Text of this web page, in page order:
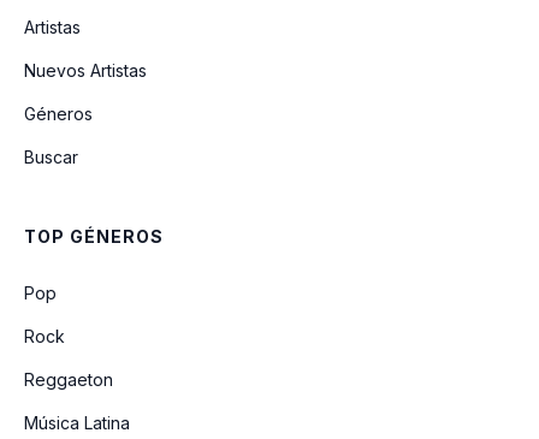
Artistas
Nuevos Artistas
Géneros
Buscar
TOP GÉNEROS
Pop
Rock
Reggaeton
Música Latina